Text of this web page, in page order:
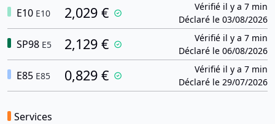
E10 E10 2,029 €
Vérifié il y a 7 min
Déclaré le 03/08/2026
SP98 E5 2,129 €
Vérifié il y a 7 min
Déclaré le 06/08/2026
E85 E85 0,829 €
Vérifié il y a 7 min
Déclaré le 29/07/2026
Services